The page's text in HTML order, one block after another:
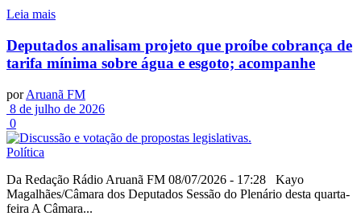
Leia mais
Deputados analisam projeto que proíbe cobrança de
tarifa mínima sobre água e esgoto; acompanhe
por Aruanã FM
8 de julho de 2026
0
Política
Da Redação Rádio Aruanã FM 08/07/2026 - 17:28 Kayo
Magalhães/Câmara dos Deputados Sessão do Plenário desta quarta-
feira A Câmara...